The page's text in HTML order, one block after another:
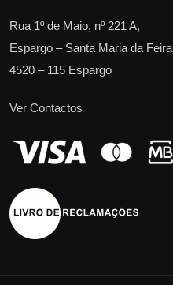
Rua 1º de Maio, nº 221 A,
Espargo – Santa Maria da Feira
4520 – 115 Espargo
Ver Contactos